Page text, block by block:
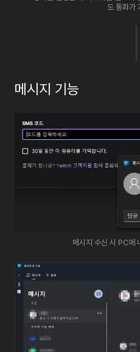
도 통화가
메시지 기능
메시지 수신 시 PC에